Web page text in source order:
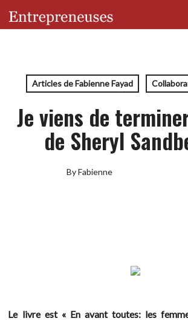
Articles de Fabienne Fayad
Je viens de
de Sheryl
By Fabienne
Le livre est « En avant toutes: les